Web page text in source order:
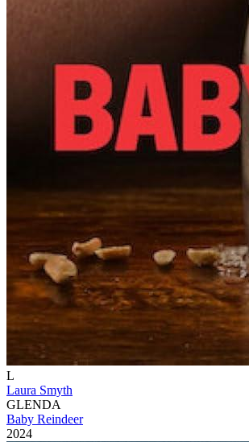
L
Laura Smyth
GLENDA
Baby Reindeer
2024